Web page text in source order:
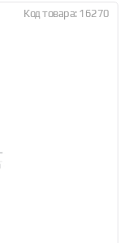
Код товара: 16270